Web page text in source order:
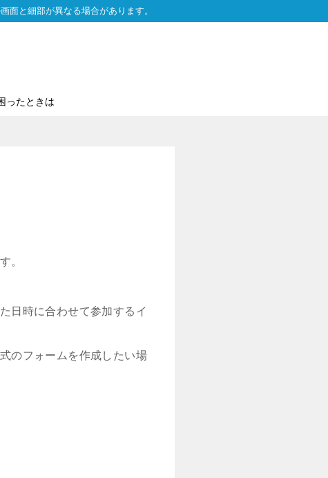
面と細部が異なる場合があります。
ったときは
。
日時に合わせて参加するイ
のフォームを作成したい場